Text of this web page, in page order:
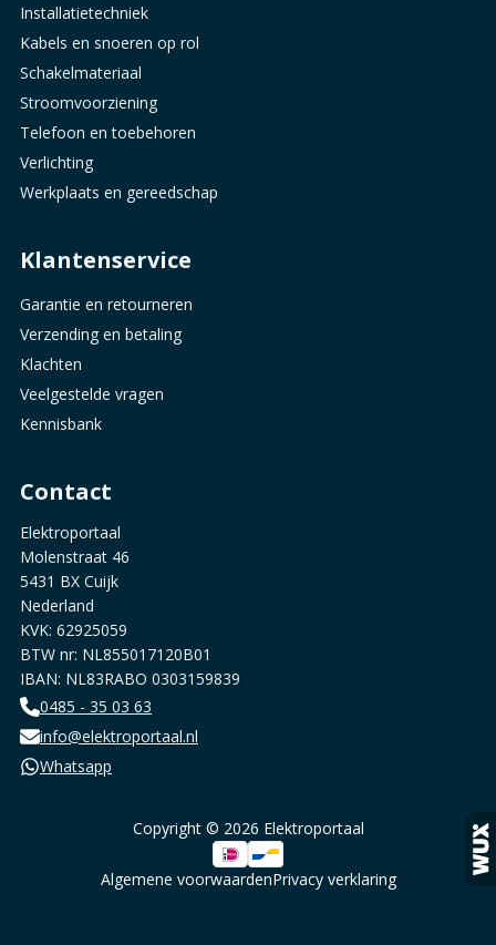
Installatietechniek
Kabels en snoeren op rol
Schakelmateriaal
Stroomvoorziening
Telefoon en toebehoren
Verlichting
Werkplaats en gereedschap
Klantenservice
Garantie en retourneren
Verzending en betaling
Klachten
Veelgestelde vragen
Kennisbank
Contact
Elektroportaal
Molenstraat 46
5431 BX Cuijk
Nederland
KVK: 62925059
BTW nr: NL855017120B01
IBAN: NL83RABO 0303159839
0485 - 35 03 63
info@elektroportaal.nl
Whatsapp
Copyright © 2026 Elektroportaal
Algemene voorwaardenPrivacy verklaring